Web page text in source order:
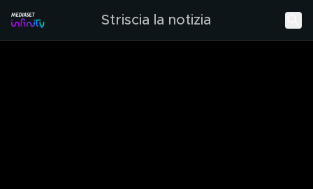
Striscia la notizia